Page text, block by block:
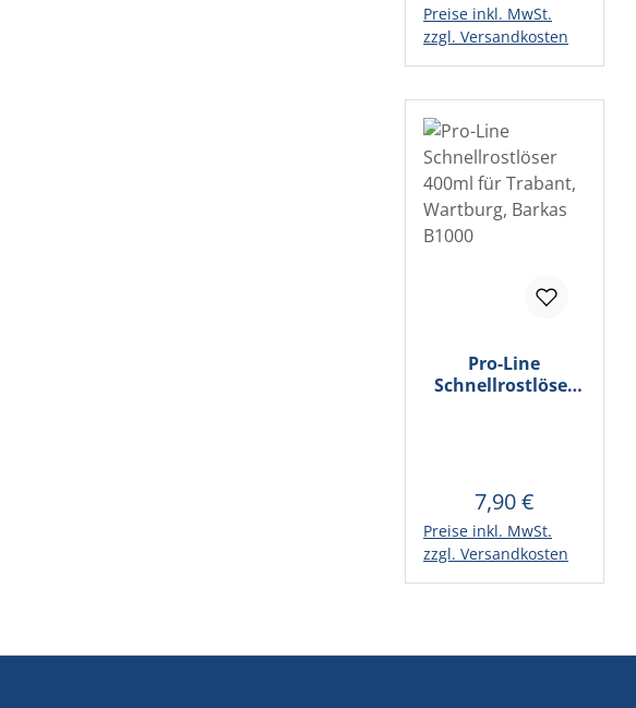
Preise inkl. MwSt.
zzgl. Versandkosten
In den Warenkorb
Pro-Line
Schnellrostlöser
Regulärer Preis:
7,90 €
Preise inkl. MwSt.
zzgl. Versandkosten
In den Warenkorb